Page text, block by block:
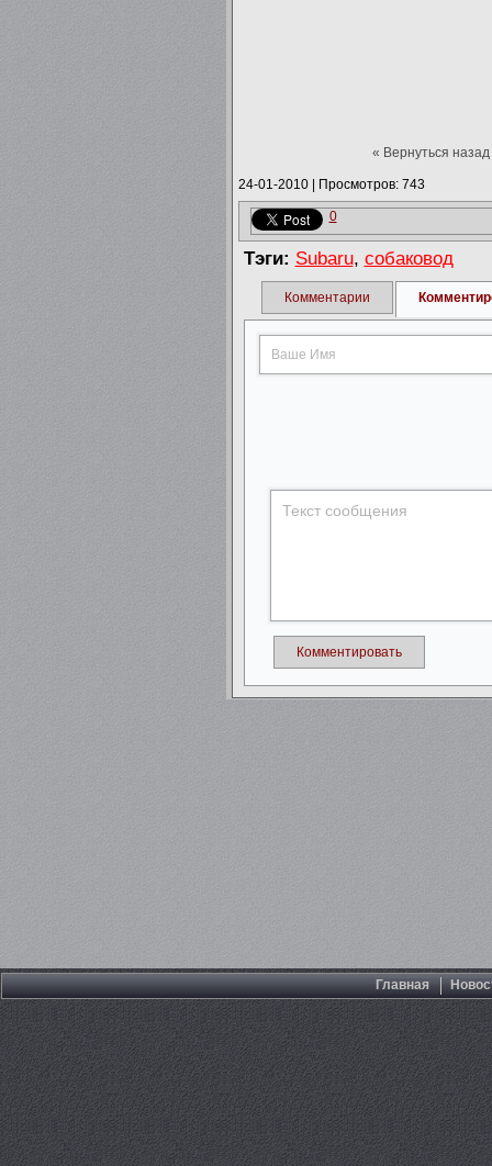
« Вернуться назад
24-01-2010| Просмотров: 743
0
Тэги: Subaru, собаковод
Комментарии
Комментировать
Главная